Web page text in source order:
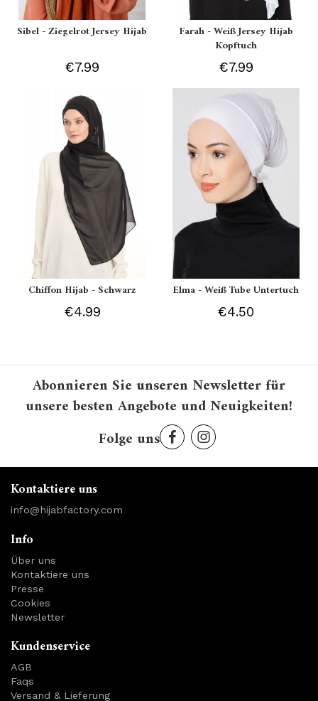
Sibel - Ziegelrot Jersey Hijab
€7.99
Farah - Weiß Jersey Hijab
Kopftuch
€7.99
Chiffon Hijab - Schwarz
€4.99
Elma - Weiß Tube Untertuch
€4.50
Abonnieren Sie unseren Newsletter für
unsere besten Angebote und Neuigkeiten!
Folge uns
Kontaktiere uns
info@hijabfactory.com
Info
Über uns
Kontaktiere uns
Presse
Cookies
Newsletter
Kundenservice
AGB
Faqs
Versand & Lieferung